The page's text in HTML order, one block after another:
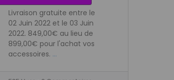
Livraison gratuite entre le
02 Juin 2022 et le 03 Juin
2022. 849,00€ au lieu de
899,00€ pour l'achat vos
accessoires. ...